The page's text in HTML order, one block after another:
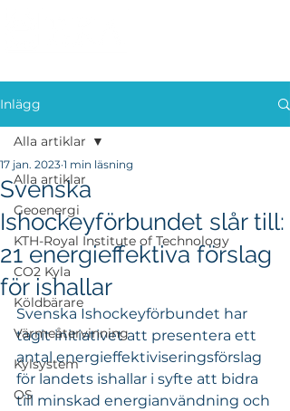
Inlägg
Alla artiklar
Geoenergi
KTH-Royal Institute of Technology
CO2 Kyla
Köldbärare
Värmeåtervinning
Kylsystem
OS
Alla artiklar
Svenska
Ishockeyförbundet slår till:
21 energieffektiva förslag
för ishallar
17 jan. 2023 1 min läsning
Svenska Ishockeyförbundet har
tagit initiativet att presentera ett
antal energieffektiviseringsförslag
för landets ishallar i syfte att bidra
till minskad energianvändning och